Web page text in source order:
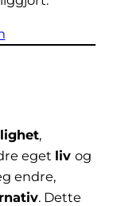
,
eget liv og
endre,
. Dette